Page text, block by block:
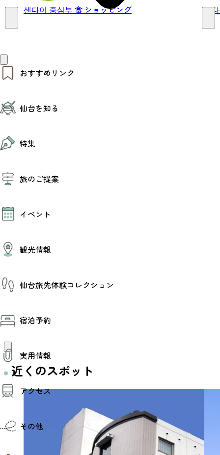
おすすめリンク
モデルコース
お得なチケット
仙台を知る
エリアガイド
仙台から行く東北周遊旅
伝統的工芸品
特集
夜時間トピックス
旅のご提案
AIおまかせコース
イベント
その他イベント情報（音楽・展示会）
観光情報
温泉
プロスポーツチーム・プロオーケストラ
仙台の銘品
仙台観光マップ
仙台旅先体験コレクション
体験プログラム検索（予約）
体験事業者
宿泊予約
実用情報
お役立ち情報
仙台観光マップ
アクセス
仙台までの経路検索
市内の交通情報
お得なチケット
その他
센다이 중심부 食 ショッピング 센
近くのスポット